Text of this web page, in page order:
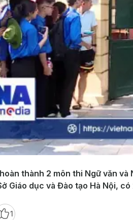
thành 2 môn thi Ngữ văn
Giáo dục và Đào tạo Hà Nội,
1